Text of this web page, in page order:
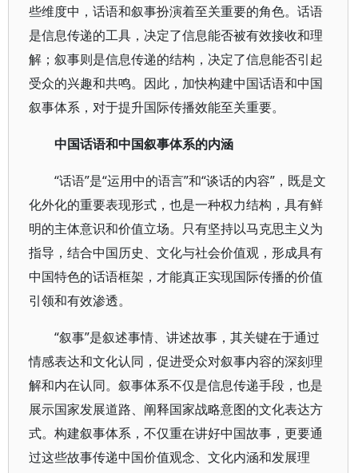
些维度中，话语和叙事扮演着至关重要的角色。话语
是信息传递的工具，决定了信息能否被有效接收和理
解；叙事则是信息传递的结构，决定了信息能否引起
受众的兴趣和共鸣。因此，加快构建中国话语和中国
叙事体系，对于提升国际传播效能至关重要。
中国话语和中国叙事体系的内涵
“话语”是“运用中的语言”和“谈话的内容”，既是文
化外化的重要表现形式，也是一种权力结构，具有鲜
明的主体意识和价值立场。只有坚持以马克思主义为
指导，结合中国历史、文化与社会价值观，形成具有
中国特色的话语框架，才能真正实现国际传播的价值
引领和有效渗透。
“叙事”是叙述事情、讲述故事，其关键在于通过
情感表达和文化认同，促进受众对叙事内容的深刻理
解和内在认同。叙事体系不仅是信息传递手段，也是
展示国家发展道路、阐释国家战略意图的文化表达方
式。构建叙事体系，不仅重在讲好中国故事，更要通
过这些故事传递中国价值观念、文化内涵和发展理